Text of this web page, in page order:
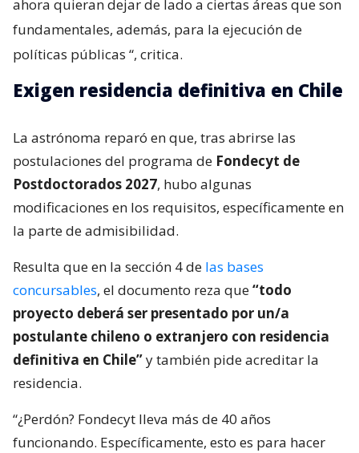
ahora quieran dejar de lado a ciertas áreas que son
fundamentales, además, para la ejecución de
políticas públicas “, critica.
Exigen residencia definitiva en Chile
La astrónoma reparó en que, tras abrirse las
postulaciones del programa de Fondecyt de
Postdoctorados 2027, hubo algunas
modificaciones en los requisitos, específicamente en
la parte de admisibilidad.
Resulta que en la sección 4 de las bases
concursables, el documento reza que“todo
proyecto deberá ser presentado por un/a
postulante chileno o extranjero con residencia
definitiva en Chile”y también pide acreditar la
residencia.
“¿Perdón? Fondecyt lleva más de 40 años
funcionando. Específicamente, esto es para hacer